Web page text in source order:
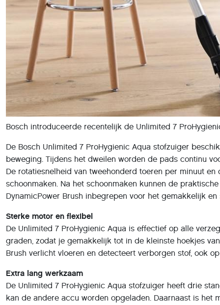
Bosch introduceerde recentelijk de Unlimited 7
De Bosch Unlimited 7 ProHygienic Aqua stofzuiger
beweging. Tijdens het dweilen worden de pads continu
De rotatiesnelheid van tweehonderd toeren per minuut
schoonmaken. Na het schoonmaken kunnen de
DynamicPower Brush inbegrepen voor het gemakkelijk
Sterke motor en flexibel
De Unlimited 7 ProHygienic Aqua is effectief op alle
graden, zodat je gemakkelijk tot in de kleinste hoekjes
Brush verlicht vloeren en detecteert verborgen stof, ook
Extra lang werkzaam
De Unlimited 7 ProHygienic Aqua stofzuiger heeft drie
kan de andere accu worden opgeladen. Daarnaast is het